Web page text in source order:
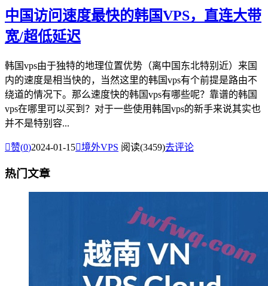
中国访问速度最快的韩国VPS，直连大带
宽/超低延迟
韩国vps由于独特的地理位置优势（离中国东北特别近）来国
内的速度是相当快的，当然这里的韩国vps有个前提是路由不
绕道的情况下。那么速度快的韩国vps有哪些呢？靠谱的韩国
vps在哪里可以买到？对于一些使用韩国vps的新手来说其实也
并不是特别容...
赞(0)2024-01-15境外VPS 阅读(3459)去评论
热门文章